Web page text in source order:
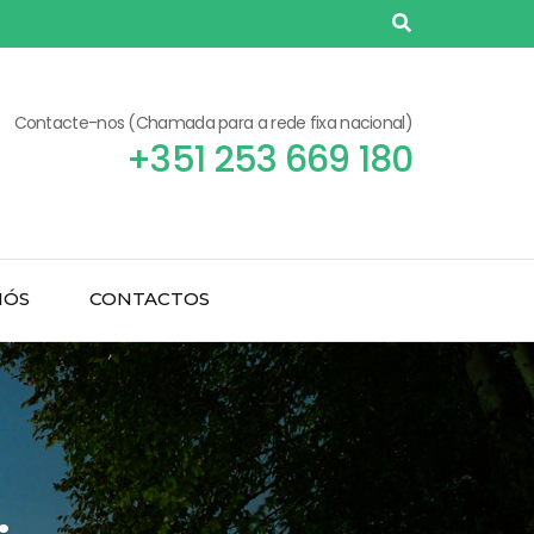
Contacte-nos (Chamada para a rede fixa nacional)
+351 253 669 180
CONTACTOS